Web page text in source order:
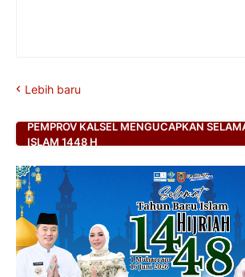
Lebih baru
PEMPROV KALSEL MENGUCAPKAN
ISLAM 1448 H